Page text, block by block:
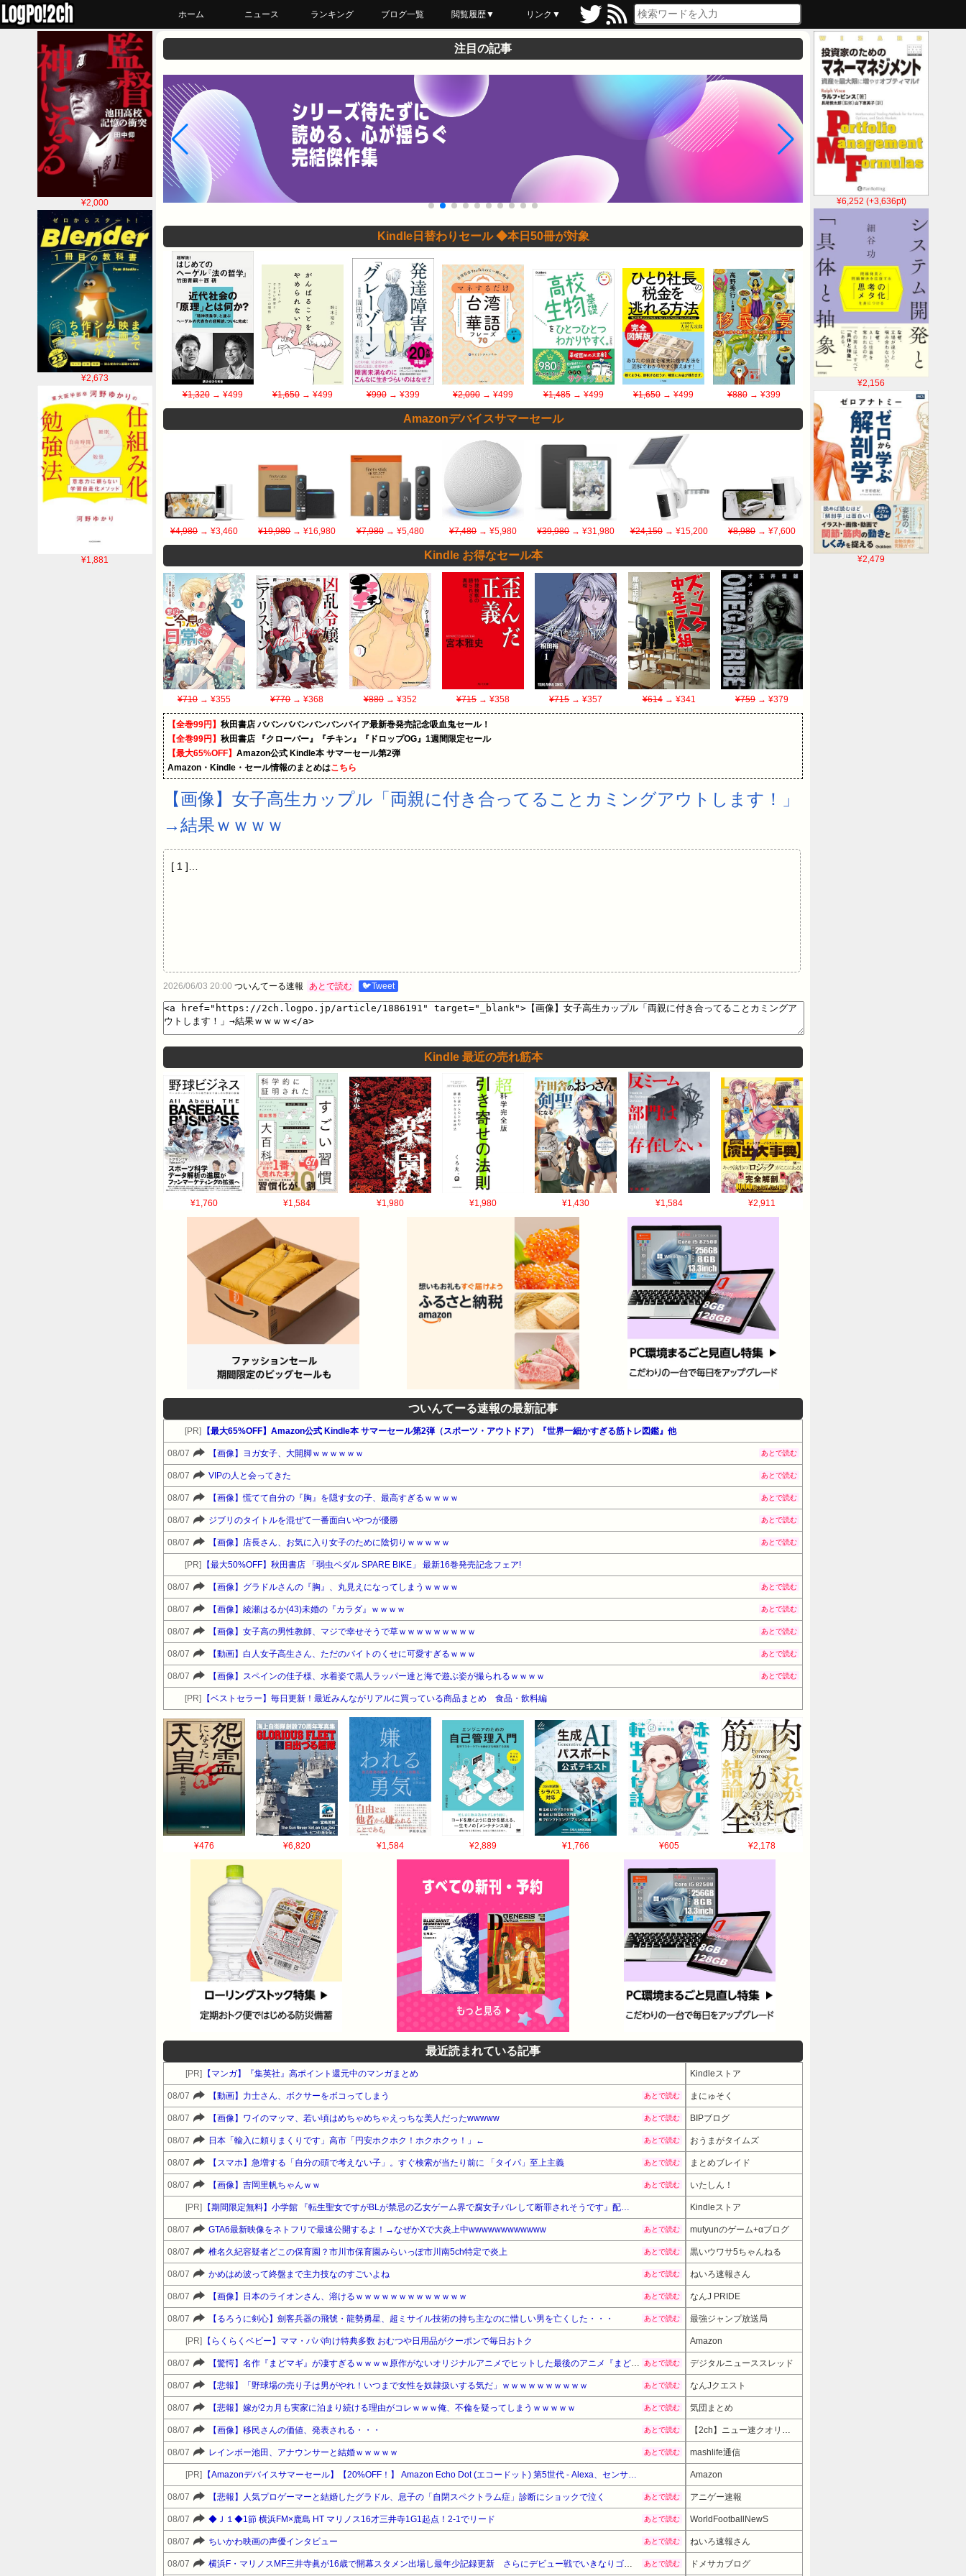
ホーム ニュース ランキング ブログ一覧 閲覧履歴▼
最近読んだ
あとで読む
ブックマーク
リンク▼
¥6,252 (+3,636pt)
¥2,156
¥2,479
¥2,000
¥2,673
¥1,881
注目の記事
Kindle日替わりセール ◆本日50冊が対象
¥1,320→ ¥499 ¥1,650 → ¥499 ¥990→ ¥399 ¥2,090 → ¥499 ¥1,485→ ¥499 ¥1,650 → ¥499 ¥880→ ¥399
Amazonデバイスサマーセール
¥4,980 → ¥3,460 ¥19,980→ ¥16,980 ¥7,980→ ¥5,480 ¥7,480→ ¥5,980 ¥39,980→ ¥31,980 ¥24,150→ ¥15,200 ¥8,980→ ¥7,600
Kindle お得なセール本
¥710 → ¥355 ¥770→ ¥368 ¥880→ ¥352 ¥715→ ¥358 ¥715→ ¥357 ¥614→ ¥341 ¥759→ ¥379
【全巻99円】 秋田書店 ババンババンバンバンパイア最新巻発売記念吸血鬼セール！
【全巻99円】 秋田書店 『クローバー』『チキン』『ドロップOG』1週間限定セール
【最大65%OFF】 Amazon公式 Kindle本 サマーセール第2弾
Amazon・Kindle・セール情報のまとめはこちら
【画像】女子高生カップル「両親に付き合ってることカミングアウトします！」
→結果ｗｗｗｗ
[ 1 ]…
2026/06/03 20:00 ついんてーる速報 あとで読む 🐦Tweet
Kindle 最近の売れ筋本
¥1,760 ¥1,584 ¥1,980 ¥1,980 ¥1,430 ¥1,584 ¥2,911
ついんてーる速報の最新記事
[PR] 【最大65%OFF】Amazon公式 Kindle本 サマーセール第2弾（スポーツ・アウトドア）『世界一細かすぎる筋トレ図鑑』他
08/07 【画像】ヨガ女子、大開脚ｗｗｗｗｗｗ あとで読む
08/07 VIPの人と会ってきた あとで読む
08/07 【画像】慌てて自分の『胸』を隠す女の子、最高すぎるｗｗｗｗ あとで読む
08/07 ジブリのタイトルを混ぜて一番面白いやつが優勝 あとで読む
08/07 【画像】店長さん、お気に入り女子のために陰切りｗｗｗｗｗ あとで読む
[PR] 【最大50%OFF】秋田書店 「弱虫ペダル SPARE BIKE」 最新16巻発売記念フェア!
08/07 【画像】グラドルさんの『胸』、丸見えになってしまうｗｗｗｗ あとで読む
08/07 【画像】綾瀬はるか(43)未婚の『カラダ』ｗｗｗｗ あとで読む
08/07 【画像】女子高の男性教師、マジで幸せそうで草ｗｗｗｗｗｗｗｗｗ あとで読む
08/07 【動画】白人女子高生さん、ただのバイトのくせに可愛すぎるｗｗｗ あとで読む
08/07 【画像】スペインの佳子様、水着姿で黒人ラッパー達と海で遊ぶ姿が撮られるｗｗｗｗ あとで読む
[PR] 【ベストセラー】毎日更新！最近みんながリアルに買っている商品まとめ 食品・飲料編
¥476 ¥6,820 ¥1,584 ¥2,889 ¥1,766 ¥605 ¥2,178
最近読まれている記事
[PR] 【マンガ】『集英社』高ポイント還元中のマンガまとめ Kindleストア
08/07 【動画】力士さん、ボクサーをボコってしまう あとで読む まにゅそく
08/07 【画像】ワイのマッマ、若い頃はめちゃめちゃえっちな美人だったwwwww あとで読む BIPブログ
08/07 日本「輸入に頼りまくりです」高市「円安ホクホク！ホクホクゥ！」← あとで読む おうまがタイムズ
08/07 【スマホ】急増する「自分の頭で考えない子」。すぐ検索が当たり前に 「タイパ」至上主義 あとで読む まとめブレイド
08/07 【画像】吉岡里帆ちゃんｗｗ あとで読む いたしん！
[PR] 【期間限定無料】小学館 『転生聖女ですがBLが禁忌の乙女ゲーム界で腐女子バレして断罪されそうです』配信フェア Kindleストア
08/07 GTA6最新映像をネトフリで最速公開するよ！→なぜかXで大炎上中wwwwwwwwwwww あとで読む mutyunのゲーム+αブログ
08/07 椎名久紀容疑者どこの保育園？市川市保育園みらいっぽ市川南5ch特定で炎上 あとで読む 黒いウワサ5ちゃんねる
08/07 かめはめ波って終盤まで主力技なのすごいよね あとで読む ねいろ速報さん
08/07 【画像】日本のライオンさん、溶けるｗｗｗｗｗｗｗｗｗｗｗｗｗ あとで読む なんJ PRIDE
08/07 【るろうに剣心】劍客兵器の飛號・龍勢勇星、超ミサイル技術の持ち主なのに惜しい男を亡くした・・・ あとで読む 最強ジャンプ放送局
[PR] 【らくらくベビー】ママ・パパ向け特典多数 おむつや日用品がクーポンで毎日おトク Amazon
08/07 【驚愕】名作『まどマギ』が凄すぎるｗｗｗｗ原作がないオリジナルアニメでヒットした最後のアニメ『まどマギ』（2011）を最後にヒットなし…もしかして… あとで読む デジタルニューススレッド
08/07 【悲報】「野球場の売り子は男がやれ！いつまで女性を奴隷扱いする気だ」ｗｗｗｗｗｗｗｗｗｗ あとで読む なんJクエスト
08/07 【悲報】嫁が2カ月も実家に泊まり続ける理由がコレｗｗｗ俺、不倫を疑ってしまうｗｗｗｗｗ あとで読む 気団まとめ
08/07 【画像】移民さんの価値、発表される・・・ あとで読む 【2ch】ニュー速クオリティ
08/07 レインボー池田、アナウンサーと結婚ｗｗｗｗｗ あとで読む mashlife通信
[PR] 【Amazonデバイスサマーセール】【20%OFF！】 Amazon Echo Dot (エコードット) 第5世代 - Alexa、センサー搭載、鮮やかなサウンド｜グレーシャーホワイト Amazon
08/07 【悲報】人気プロゲーマーと結婚したグラドル、息子の「自閉スペクトラム症」診断にショックで泣く あとで読む アニゲー速報
08/07 ◆Ｊ１◆1節 横浜FM×鹿島 HT マリノス16才三井寺1G1起点！2-1でリード あとで読む WorldFootballNewS
08/07 ちいかわ映画の声優インタビュー あとで読む ねいろ速報さん
08/07 横浜F・マリノスMF三井寺眞が16歳で開幕スタメン出場し最年少記録更新 さらにデビュー戦でいきなりゴール あとで読む ドメサカブログ